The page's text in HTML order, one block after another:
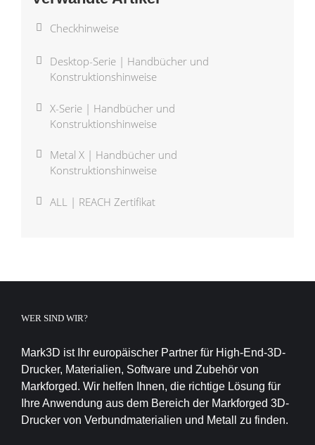
Checkhinweise
Desktop-Serie | Handbücher und
Konstruktionshinweise
X-Serie | Handbücher und
Konstruktionshinweise
Metal X | Handbücher und
Konstruktionshinweise
ALL | REACH Zertifikat
WER SIND WIR?
Mark3D ist Ihr europäischer Partner für High-End-3D-
Drucker, Materialien, Software und Zubehör von
Markforged. Wir helfen Ihnen, die richtige Lösung für
Ihre Anwendung aus dem Bereich der Markforged 3D-
Drucker von Verbundmaterialien und Metall zu finden.